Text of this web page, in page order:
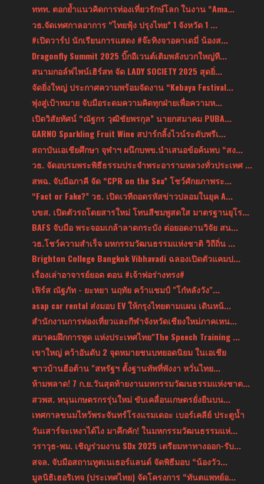
ททท. ตอกย้ำแนวคิดการท่องเที่ยวรักษ์โลก ในงาน “Ama...
วธ.จัดเทศกาลอาการ “ไทยฟุ้ง ปรุงไทย” 1 จังหวัด 1 ...
#เปิดวาร์ป นักเรียนการแสดง #จ๊ะทิงจาอคาเดมี่ น้องส...
Dragonfly Summit 2025 บิ๊กอีเวนต์เติมพลังบวกใหญ่ที...
สนามกอล์ฟไพน์เฮิร์สท จัด LADY SOCIETY 2025 สุดยิ่...
จัดยิ่งใหญ่ ประกาศความพร้อมจัดงาน “Kebaya Festival...
พุ่งสู่เป้าหมาย จับมือระดมความคิดทุกฝ่ายเพื่อความห...
เปิดวิสัยทัศน์ “ณัฐกร วุฒิชัยพรกุล” นายกสมาคม PUBA...
GARNO Sparkling Fruit Wine สปาร์กลิ้งไวน์ระดับพรีเ...
สถาบันเอเชียศึกษา จุฬาฯ ผนึกบพข.นำเสนอข้อค้นพบ “สง...
วธ. จัดอบรมพระพิธีธรรมประจำพระอารามหลวงทั่วประเทศ ...
สพฉ. จับมือภาคี จัด “CPR on the Sea” โชว์ศักยภาพระ...
“Fact or Fake?” วธ. เปิดเวทีถอดรหัสข่าวปลอมในยุค A...
บขส. เปิดตัวรถโดยสารใหม่ โทนสีชมพูสดใส มาตรฐานยุโร...
BAFS จับมือ พระจอมเกล้าลาดกระบัง ต่อยอดงานวิจัย สน...
วธ.โชว์ความสำเร็จ มหกรรมวัฒนธรรมแห่งชาติ วิถีถิ่น ...
Brighton College Bangkok Vibhavadi ฉลองเปิดตัวแคมป...
เรื่องเล่าอาจารย์ยอด ตอน #เจ้าพ่อร่างทรง#
เฟิร์ส ณัฐภัท - ยะหยา นฤทัย คว้าแชมป์ "โก๋หลังวัง"...
asap car rental ส่งมอบ EV ให้กรุงไทยตามแผน เดินหน้...
สำนักงานการท่องเที่ยวและกีฬาจังหวัดเชียงใหม่ภาคเหน...
สมาคมฝึกการพูด แห่งประเทศไทย"The Speech Training ...
เขาใหญ่ คว้าอันดับ 2 จุดหมายชนบทยอดนิยม ในเอเชีย
ชาวบ้านฮือต้าน "สหรัฐฯ ตั้งฐานทัพที่พังงา หวั่นไทย...
ห้ามพลาด! 7 ก.ย.วันสุดท้ายงานมหกรรมวัฒนธรรมแห่งชาต...
สวพส. หนุนเกษตรกรรุ่นใหม่ ขับเคลื่อนเกษตรยั่งยืนบน...
เทศกาลขนมไหว้พระจันทร์โรงแรมเดอะ เบอร์เคลีย์ ประตูน้ำ
วันเสาร์จะเหงาได้ไง มาคึกคัก! ในมหกรรมวัฒนธรรมแห่...
วราวุธ-พม. เชิญร่วมงาน SDx 2025 เตรียมหาทางออก-รับ...
สจล. จับมือสถานทูตเนเธอร์แลนด์ จัดพิธีมอบ “น้องวัว...
มูลนิธิเฮอริเทจ (ประเทศไทย) จัดโครงการ “ทันตแพทย์อ...